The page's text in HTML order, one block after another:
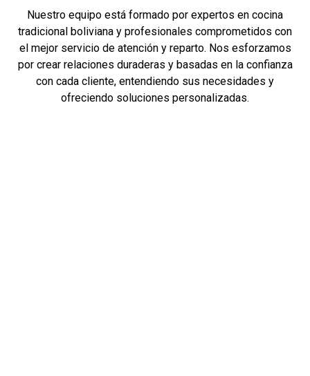
Nuestro equipo está formado por expertos en cocina
tradicional boliviana y profesionales comprometidos con
el mejor servicio de atención y reparto. Nos esforzamos
por crear relaciones duraderas y basadas en la confianza
con cada cliente, entendiendo sus necesidades y
ofreciendo soluciones personalizadas.